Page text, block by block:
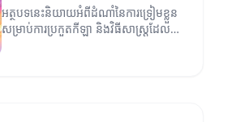
អត្ថបទនេះនិយាយអំពីដំណាំនៃការទ្រៀមខ្លួន
សម្រាប់ការប្រកួតកីឡា និងវិធីសាស្ត្រដែល
អាចជួយឱ្យអ្នកទទួលបានភាពជោគជ័យ។